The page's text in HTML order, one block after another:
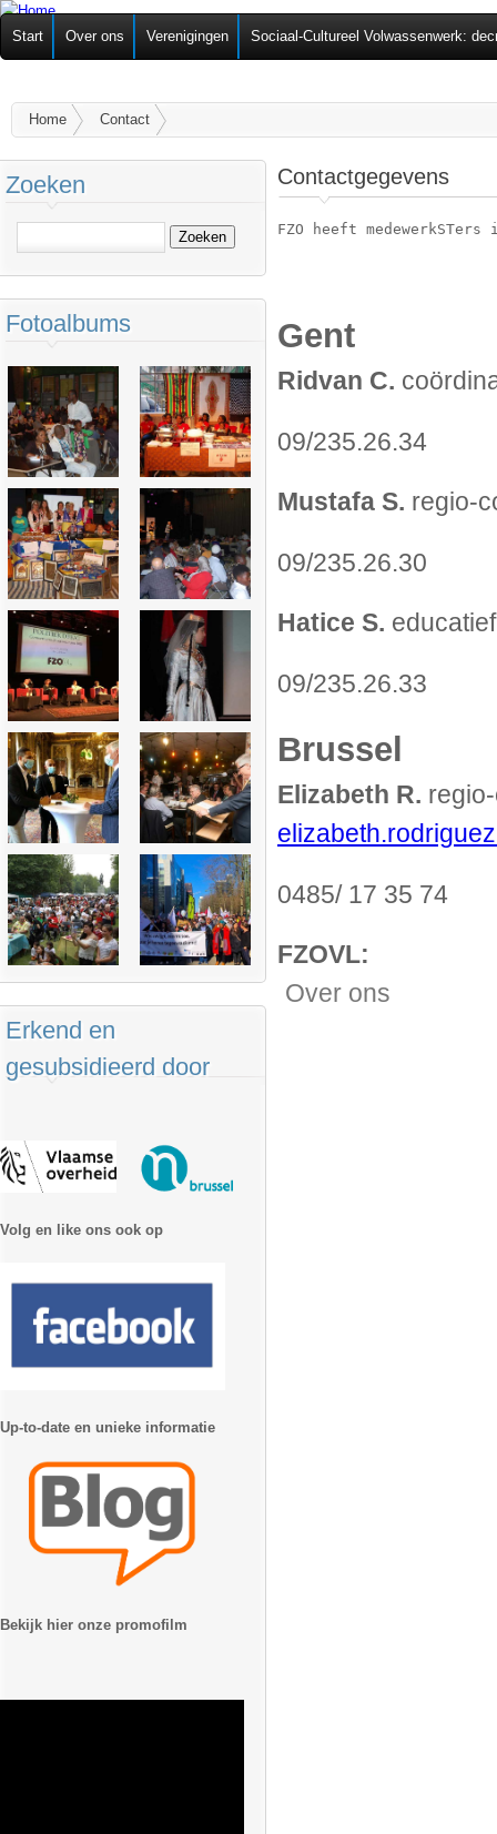
Federatie van
Zelforganisaties
Start Over ons Verenigingen Sociaal-Cultureel Volwassenwerk:
U bent hier
Home Contact
Contactgegevens
Gent
Ridvan C.
09/235.26.34
Mustafa S. regio-
09/235.26.30
Hatice S.
09/235.26.33
Brussel
Elizabeth R.
0485/ 17 35 74
FZOVL:
Over ons
Zoeken
Fotoalbums
Erkend en
gesubsidieerd door
Volg en like ons ook op
Up-to-date en unieke informatie
Bekijk hier onze promofilm